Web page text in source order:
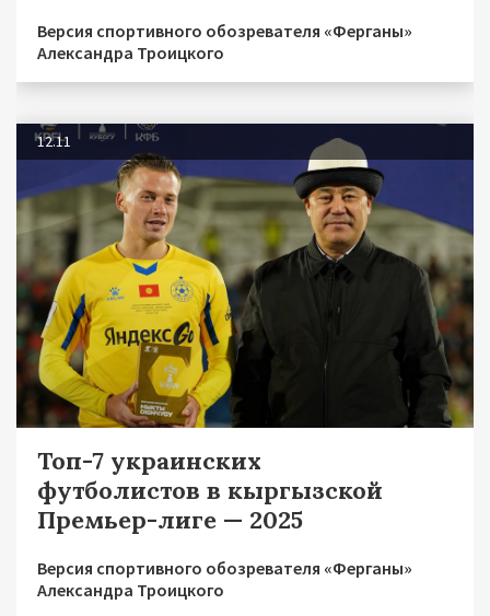
Версия спортивного обозревателя «Ферганы»
Александра Троицкого
12.11
Топ-7 украинских
футболистов в кыргызской
Премьер-лиге — 2025
Версия спортивного обозревателя «Ферганы»
Александра Троицкого